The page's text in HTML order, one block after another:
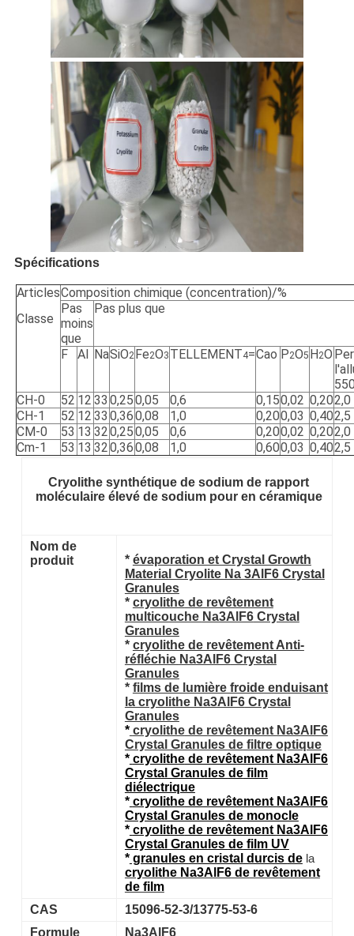
Spécifications
Articles
Classe
Composition chimique (concentration)/%
Pas
moins
que
Pas plus que
F Al NaSiO2 Fe2O3 TELLEMENT4=Cao P2O5 H 2O
CH-0
52 12 33 0,250,05 0,6 0,150,02 0,202,0
CH-1
52 12 33 0,360,08 1,0 0,200,03 0,402,5
CM-0
53 13 320,250,05 0,6 0,200,02 0,202,0
Cm-1
53 13 320,360,08 1,0 0,600,03 0,402,5
Cryolithe synthétique de sodium de rapport
moléculaire élevé de sodium pour en céramique
Nom de
produit
* évaporation et Crystal Growth
Material Cryolite Na 3AlF6 Crystal
Granules
* cryolithede revêtement
multicouche Na3AlF6Crystal
Granules
* cryolithede revêtement Anti-
réfléchie Na3AlF6Crystal
Granules
* films de lumière froide enduisant
la cryolithe Na3AlF6Crystal
Granules
* cryolithede revêtement Na3AlF6
Crystal Granules defiltreoptique
* cryolithede revêtement Na3AlF6
Crystal Granules defilm
diélectrique
* cryolithede revêtement Na3AlF6
Crystal Granulesde monocle
* cryolithede revêtement Na3AlF6
Crystal Granules defilmUV
*granules en cristal durcis dela
cryolithe Na3AlF6derevêtement
de film
CAS
15096-52-3/13775-53-6
Formule
Na3AlF6